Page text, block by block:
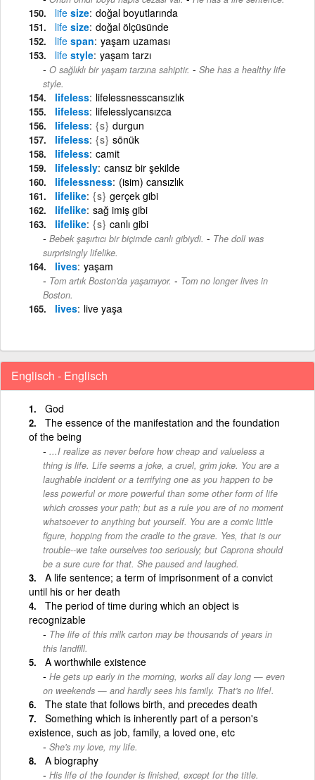
life size doğal boyutlarında
life size doğal ölçüsünde
life span yaşam uzaması
life style yaşam tarzı
O sağlıklı bir yaşam tarzına sahiptir. - She has a healthy life
style.
lifeless lifelessnesscansızlık
lifeless lifelesslycansızca
lifeless {s} durgun
lifeless {s} sönük
lifeless camit
lifelessly cansız bir şekilde
lifelessness (isim) cansızlık
lifelike {s} gerçek gibi
lifelike sağ imiş gibi
lifelike {s} canlı gibi
Bebek şaşırtıcı bir biçimde canlı gibiydi. - The doll was
surprisingly lifelike.
lives yaşam
Tom artık Boston'da yaşamıyor. - Tom no longer lives in
Boston.
lives live yaşa
Englisch - Englisch
God
The essence of the manifestation and the foundation
of the being
...I realize as never before how cheap and valueless a
thing is life. Life seems a joke, a cruel, grim joke. You are a
laughable incident or a terrifying one as you happen to be
less powerful or more powerful than some other form of life
which crosses your path; but as a rule you are of no moment
whatsoever to anything but yourself. You are a comic little
figure, hopping from the cradle to the grave. Yes, that is our
trouble--we take ourselves too seriously; but Caprona should
be a sure cure for that. She paused and laughed.
A life sentence; a term of imprisonment of a convict
until his or her death
The period of time during which an object is
recognizable
The life of this milk carton may be thousands of years in
this landfill.
A worthwhile existence
He gets up early in the morning, works all day long — even
on weekends — and hardly sees his family. That's no life!.
The state that follows birth, and precedes death
Something which is inherently part of a person's
existence, such as job, family, a loved one, etc
She's my love, my life.
A biography
His life of the founder is finished, except for the title.